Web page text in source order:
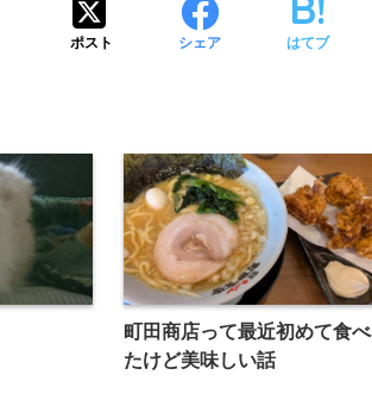
ポスト シェア はてブ
町田商店って最近初めて食べ
たけど美味しい話